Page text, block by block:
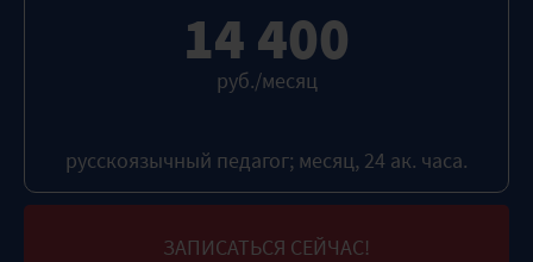
14 400
руб./месяц
русскоязычный педагог; месяц, 24 ак. часа.
ЗАПИСАТЬСЯ СЕЙЧАС!